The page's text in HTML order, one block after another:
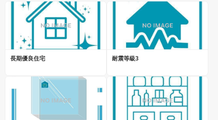
長期優良住宅 耐震等級3